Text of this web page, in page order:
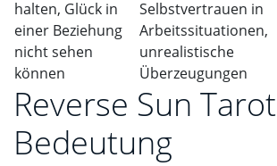
halten, Glück in
einer Beziehung
nicht sehen
können
Selbstvertrauen in
Arbeitssituationen,
unrealistische
Überzeugungen
Reverse Sun
Bedeutung